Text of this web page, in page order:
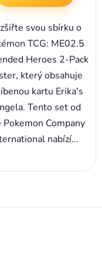
svou sbírku o
TCG: ME02.5
Heroes 2-Pack
který obsahuje
kartu Erika's
Tento set od
Pokemon Company
nabízí...